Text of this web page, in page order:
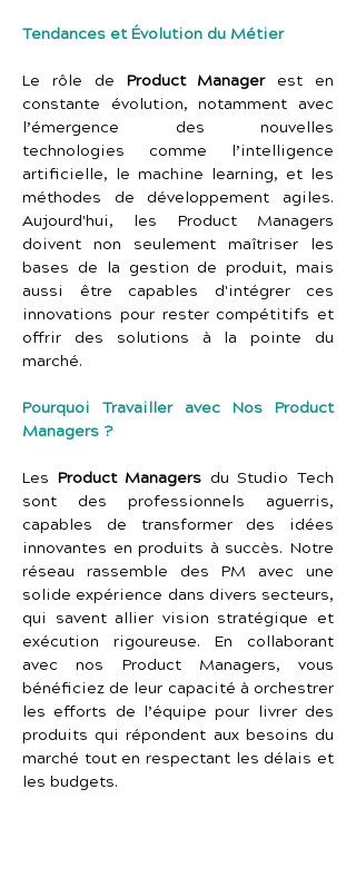
Tendances et Évolution du Métier
Le rôle de Product Manager est en
constante évolution, notamment avec
l’émergence des nouvelles
technologies comme l’intelligence
artificielle, le machine learning, et les
méthodes de développement agiles.
Aujourd'hui, les Product Managers
doivent non seulement maîtriser les
bases de la gestion de produit, mais
aussi être capables d'intégrer ces
innovations pour rester compétitifs et
offrir des solutions à la pointe du
marché.
Pourquoi Travailler avec Nos Product
Managers ?
Les Product Managers du Studio Tech
sont des professionnels aguerris,
capables de transformer des idées
innovantes en produits à succès. Notre
réseau rassemble des PM avec une
solide expérience dans divers secteurs,
qui savent allier vision stratégique et
exécution rigoureuse. En collaborant
avec nos Product Managers, vous
bénéficiez de leur capacité à orchestrer
les efforts de l’équipe pour livrer des
produits qui répondent aux besoins du
marché tout en respectant les délais et
les budgets.